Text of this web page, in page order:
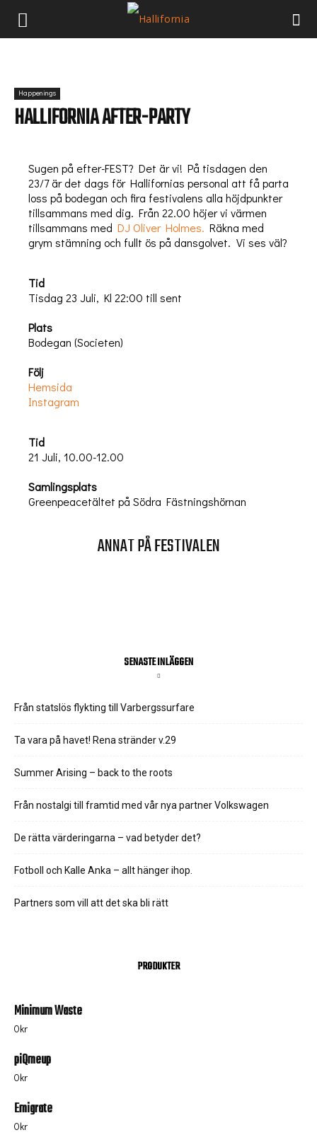
Happenings
HALLIFORNIA AFTER-PARTY
Sugen på efter-FEST? Det är vi! På tisdagen den
23/7 är det dags för Hallifornias personal att få parta
loss på bodegan och fira festivalens alla höjdpunkter
tillsammans med dig. Från 22.00 höjer vi värmen
tillsammans med DJ Oliver Holmes. Räkna med
grym stämning och fullt ös på dansgolvet. Vi ses väl?
Tid
Tisdag 23 Juli, Kl 22:00 till sent
Plats
Bodegan (Societen)
Följ
Hemsida
Instagram
Tid
21 Juli, 10.00-12.00
Samlingsplats
Greenpeacetältet på Södra Fästningshörnan
ANNAT PÅ FESTIVALEN
SENASTE INLÄGGEN
Från statslös flykting till Varbergssurfare
Ta vara på havet! Rena stränder v.29
Summer Arising – back to the roots
Från nostalgi till framtid med vår nya partner Volkswagen
De rätta värderingarna – vad betyder det?
Fotboll och Kalle Anka – allt hänger ihop.
Partners som vill att det ska bli rätt
PRODUKTER
Minimum Waste
0kr
piQmeup
0kr
Emigrate
0kr